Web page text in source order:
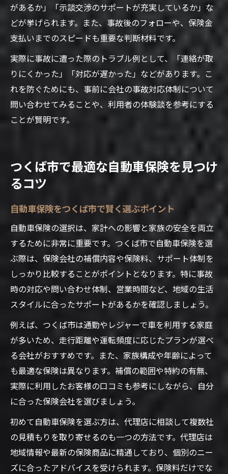
があるか」「示談交渉のサポートが充実しているか」な
どが挙げられます。また、事故後のフォローや、保険金
支払いまでのスピードも重要な判断材料です。
実際に事故に遭った際のトラブル例として、「連絡が取
りにくかった」「対応が遅かった」などがあります。こ
れを防ぐためにも、事前に会社の事故対応体制について
問い合わせてみることや、利用者の体験談を参考にする
ことが賢明です。
つくば市で最適な自動車保険を見つけ
るコツ
自動車保険をつくば市で賢く選ぶポイント
自動車保険の選択は、家計への影響と家族の安全を両立
するために非常に重要です。つくば市で自動車保険を選
ぶ際は、保険会社の補償内容や保険料、サポート体制を
しっかり比較することがポイントとなります。特に事故
時の対応や問い合わせ体制、営業時間など、地域の生活
スタイルに合ったサポートがあるかを確認しましょう。
例えば、つくば市は通勤やレジャーで車を利用する家庭
が多いため、走行距離や運転頻度に応じたプランが選べ
る会社がおすすめです。また、家族構成や年齢によって
も最適な保険は異なります。補償の範囲や特約の有無、
実際に利用したお客様の口コミも参考にしながら、自分
に合った保険会社を選びましょう。
初めて自動車保険を選ぶ方は、代理店に相談して複数社
の見積もりを取り寄せるのも一つの方法です。代理店は
地域情報や最新の保険商品に精通しており、個別のニー
ズに合ったアドバイスを受けられます。保険料だけでな